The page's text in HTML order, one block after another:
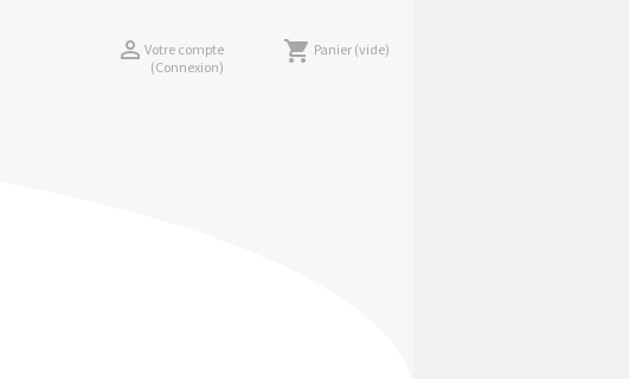
 Votre compte
(Connexion)
shopping_cart Panier (vide)